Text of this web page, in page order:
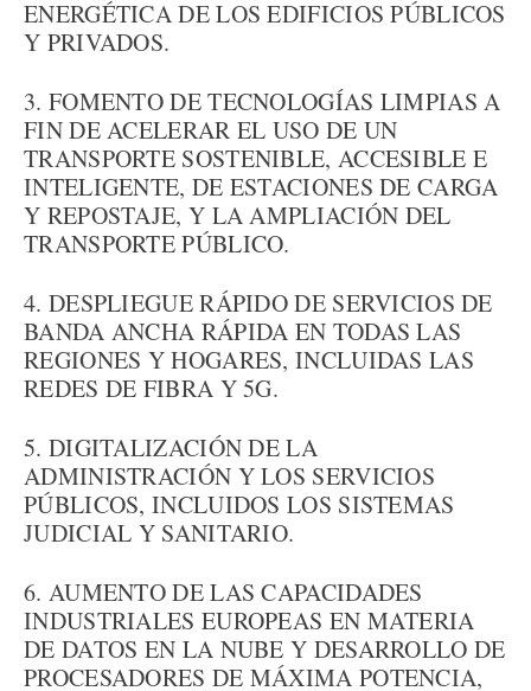
ENERGÉTICA DE LOS EDIFICIOS PÚBLICOS
Y PRIVADOS.
3. FOMENTO DE TECNOLOGÍAS LIMPIAS A
FIN DE ACELERAR EL USO DE UN
TRANSPORTE SOSTENIBLE, ACCESIBLE E
INTELIGENTE, DE ESTACIONES DE CARGA
Y REPOSTAJE, Y LA AMPLIACIÓN DEL
TRANSPORTE PÚBLICO.
4. DESPLIEGUE RÁPIDO DE SERVICIOS DE
BANDA ANCHA RÁPIDA EN TODAS LAS
REGIONES Y HOGARES, INCLUIDAS LAS
REDES DE FIBRA Y 5G.
5. DIGITALIZACIÓN DE LA
ADMINISTRACIÓN Y LOS SERVICIOS
PÚBLICOS, INCLUIDOS LOS SISTEMAS
JUDICIAL Y SANITARIO.
6. AUMENTO DE LAS CAPACIDADES
INDUSTRIALES EUROPEAS EN MATERIA
DE DATOS EN LA NUBE Y DESARROLLO DE
PROCESADORES DE MÁXIMA POTENCIA,